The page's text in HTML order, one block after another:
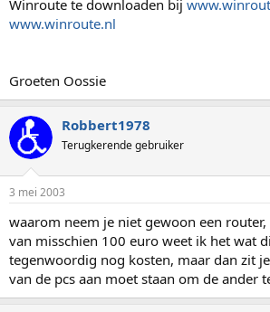
Winroute te downloaden bij
www.winroute.nl
Groeten Oossie
Robbert1978
Terugkerende gebruiker
3 mei 2003
waarom neem je niet gewoon een
van misschien 100 euro weet ik het wat
tegenwoordig nog kosten, maar dan zit
van de pcs aan moet staan om de ander